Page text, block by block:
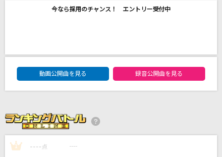
Official髭男dism
高橋真梨子
ET“)
三代目 J SOUL BROTHERS from EXILE TRIBE
今なら採用のチャンス！ エントリー受付中
DAM★ともボーカルエントリーランキング
動画公開曲を見る
録音公開曲を見る
1 ---- 点 ----